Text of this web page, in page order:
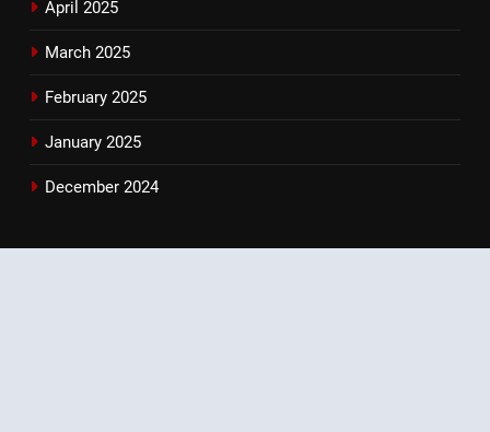
April 2025
March 2025
February 2025
January 2025
December 2024